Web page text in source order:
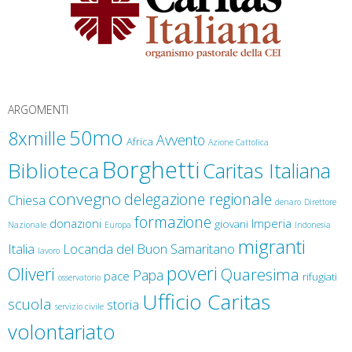
ARGOMENTI
8xmille50mo Africa Avvento Azione Cattolica
Biblioteca BorghettiCaritas Italiana
Chiesa convegno delegazione regionale denaro Direttore
Nazionale donazioni Europa formazione giovani Imperia Indonesia
Italia lavoro Locanda del Buon Samaritano migranti
Oliveri osservatorio pace Papa poveri Quaresima rifugiati
scuola servizio civile storia Ufficio Caritas
volontariato